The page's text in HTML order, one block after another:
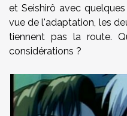
et Seishirô avec
vue de l'adaptation, les
tiennent pas la route.
considérations ?